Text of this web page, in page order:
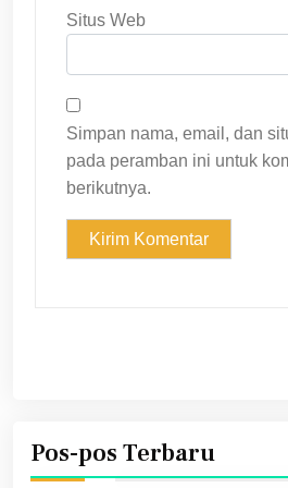
Situs Web
Simpan nama, email, dan
pada peramban ini untuk
berikutnya.
Pos-pos Terbaru